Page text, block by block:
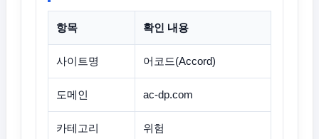
항목 확인 내용
사이트명 어코드(Accord)
도메인 ac-dp.com
카테고리 위험